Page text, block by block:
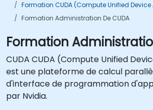
Formation CUDA (Compute Unified
Formation Administration De CUDA
Formation
CUDA CUDA (Compute Unified
est une plateforme de calcul
d'interface de programmation
par Nvidia.